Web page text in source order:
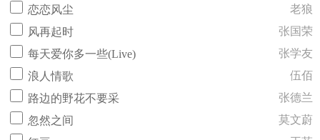
恋恋风尘
老狼
风再起时
张国荣
每天爱你多一些(Live)
张学友
浪人情歌
伍佰
路边的野花不要采
张德兰
忽然之间
莫文蔚